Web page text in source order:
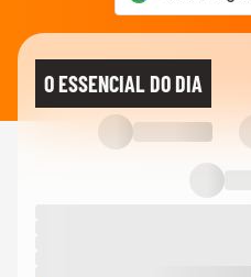
O ESSENCIAL DO DIA